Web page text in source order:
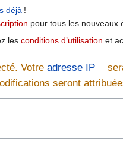
déjà !
pour tous les nouveaux
les conditions d’utilisation et
Votre adresse IP
seront